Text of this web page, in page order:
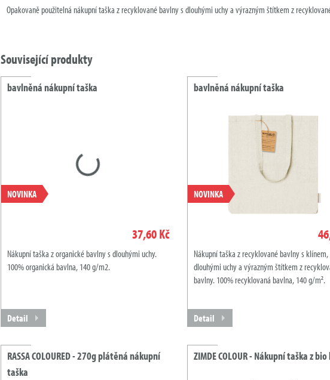
Opakovaně použitelná nákupní taška z recyklované bavlny s dlouhými uchy a výrazným štítkem z
Související produkty
bavlněná nákupní taška
NOVINKA
37,60 Kč
Nákupní taška z organické bavlny s dlouhými uchy.
100% organická bavlna, 140 g/m2.
Detail
bavlněná nákupní taška
NOVINKA
Nákupní taška z recyklované bavlny s klínem,
dlouhými uchy a výrazným štítkem z
bavlny. 100% recyklovaná bavlna, 140 g/m².
Detail
RASSA COLOURED - 270g plátěná nákupní
taška
ZIMDE COLOUR - Nákupní taška z